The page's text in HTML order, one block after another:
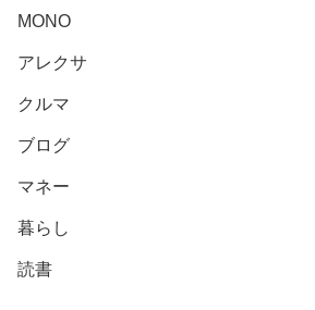
MONO
アレクサ
クルマ
ブログ
マネー
暮らし
読書